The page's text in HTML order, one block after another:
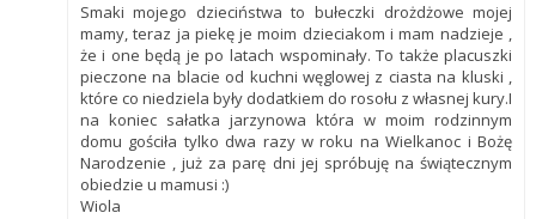
Smaki mojego dzieciństwa to bułeczki drożdżowe mojej
mamy, teraz ja piekę je moim dzieciakom i mam nadzieje ,
że i one będą je po latach wspominały. To także placuszki
pieczone na blacie od kuchni węglowej z ciasta na kluski ,
które co niedziela były dodatkiem do rosołu z własnej kury.I
na koniec sałatka jarzynowa która w moim rodzinnym
domu gościła tylko dwa razy w roku na Wielkanoc i Bożę
Narodzenie , już za parę dni jej spróbuję na świątecznym
obiedzie u mamusi :)
Wiola